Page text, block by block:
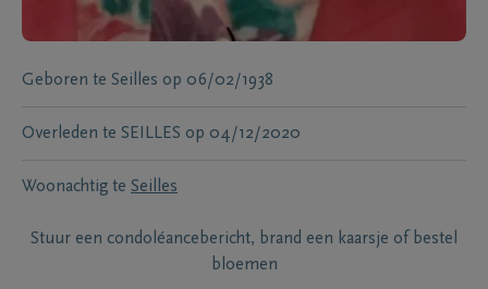
Geboren te Seilles op 06/02/1938
Overleden te SEILLES op 04/12/2020
Woonachtig te Seilles
Stuur een condoléancebericht, brand een kaarsje of bestel
bloemen